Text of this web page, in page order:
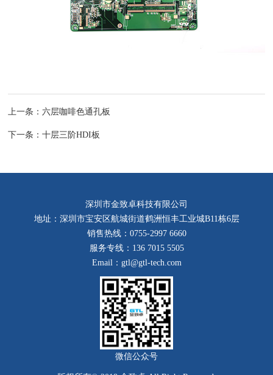
上一条：六层咖啡色通孔板
下一条：十层三阶HDI板
深圳市金致卓科技有限公司
地址：深圳市宝安区航城街道鹤洲恒丰工业城B11栋6层
销售热线：0755-2997 6660
服务专线：136 7015 5505
Email：gtl@gtl-tech.com
微信公众号